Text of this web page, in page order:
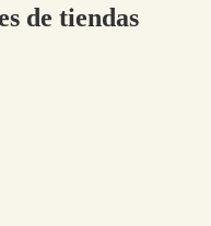
de tiendas